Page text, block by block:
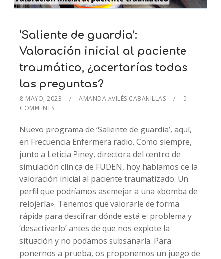
‘Saliente de guardia’:
Valoración inicial al paciente
traumático, ¿acertarías todas
las preguntas?
8 MAYO, 2023 AMANDA AVILÉS CABANILLAS
0
COMMENTS
Nuevo programa de ‘Saliente de guardia’, aquí,
en Frecuencia Enfermera radio. Como siempre,
junto a Leticia Piney, directora del centro de
simulación clínica de FUDEN, hoy hablamos de la
valoración inicial al paciente traumatizado. Un
perfil que podríamos asemejar a una «bomba de
relojería». Tenemos que valorarle de forma
rápida para descifrar dónde está el problema y
‘desactivarlo’ antes de que nos explote la
situación y no podamos subsanarla. Para
ponernos a prueba, os proponemos un juego de